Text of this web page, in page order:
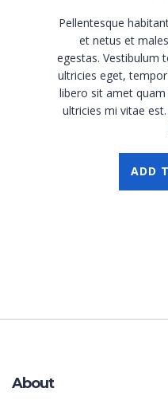
Pellentesque
et netus et
egestas. Vestibulum
ultricies eget,
libero sit amet
ultricies mi vitae
ADD
About